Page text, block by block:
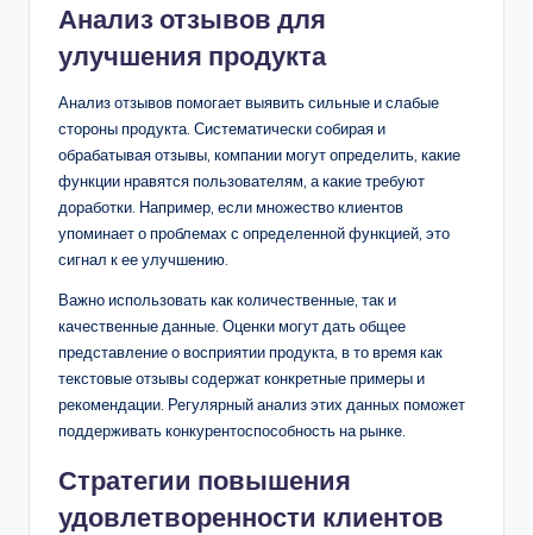
Анализ отзывов для
улучшения продукта
Анализ отзывов помогает выявить сильные и слабые
стороны продукта. Систематически собирая и
обрабатывая отзывы, компании могут определить, какие
функции нравятся пользователям, а какие требуют
доработки. Например, если множество клиентов
упоминает о проблемах с определенной функцией, это
сигнал к ее улучшению.
Важно использовать как количественные, так и
качественные данные. Оценки могут дать общее
представление о восприятии продукта, в то время как
текстовые отзывы содержат конкретные примеры и
рекомендации. Регулярный анализ этих данных поможет
поддерживать конкурентоспособность на рынке.
Стратегии повышения
удовлетворенности клиентов